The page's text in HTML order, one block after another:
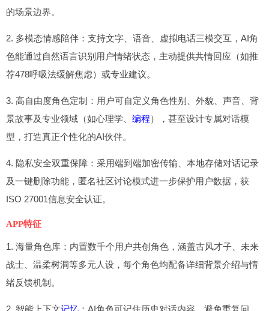
的场景边界。
2. 多模态情感陪伴：支持文字、语音、虚拟电话三模交互，AI角
色能通过自然语言识别用户情绪状态，主动提供共情回应（如推
荐478呼吸法缓解焦虑）或专业建议。
3. 高自由度角色定制：用户可自定义角色性别、外貌、声音、背
景故事及专业领域（如心理学、 编程），甚至设计专属对话模
型，打造真正个性化的AI伙伴。
4. 隐私安全双重保障：采用端到端加密传输、本地存储对话记录
及一键删除功能，匿名社区讨论模式进一步保护用户数据，获
ISO 27001信息安全认证。
APP特征
1. 海量角色库：内置数千个用户共创角色，涵盖古风才子、未来
战士、温柔树洞等多元人设，每个角色均配备详细背景介绍与情
绪反馈机制。
2. 智能上下文记忆 ：AI角色可记住历史对话内容，避免重复问